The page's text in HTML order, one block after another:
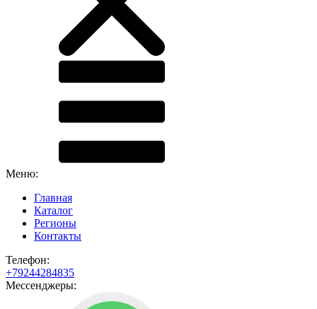
Меню:
Главная
Каталог
Регионы
Контакты
Телефон:
+79244284835
Мессенджеры: